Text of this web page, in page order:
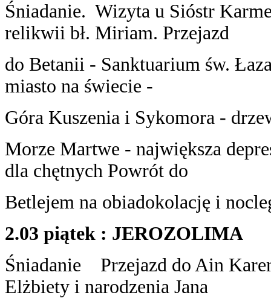
Śniadanie. Wizyta u Sióstr
relikwii bł. Miriam. Przejazd
do Betanii - Sanktuarium św.
miasto na świecie -
Góra Kuszenia i Sykomora -
Morze Martwe - największa
dla chętnych Powrót do
Betlejem na obiadokolację i
2.03 piątek : JEROZOLIMA
Śniadanie Przejazd do Ain
Elżbiety i narodzenia Jana